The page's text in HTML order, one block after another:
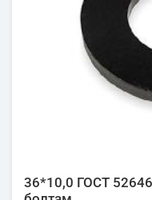
36*10,0 ГОСТ